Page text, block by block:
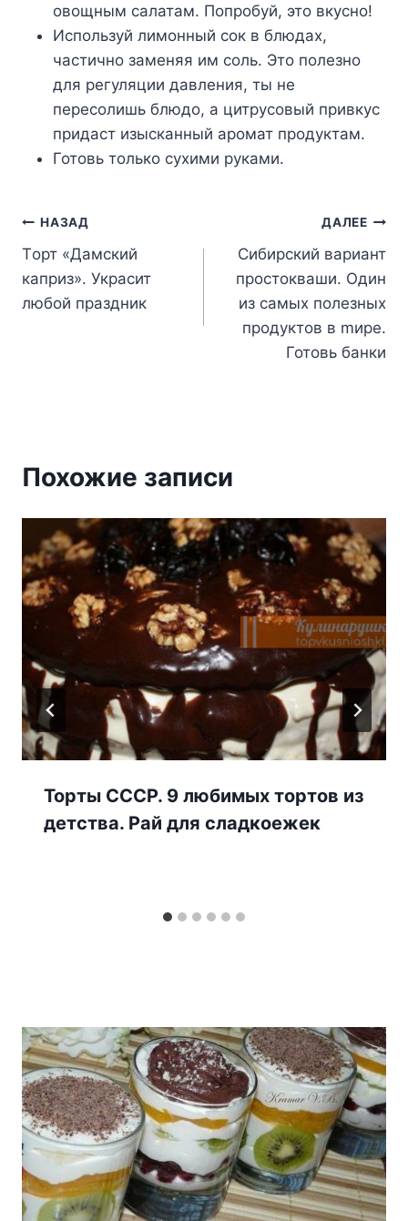
овощным салатам. Попробуй, это вкусно!
Используй лимонный сок в блюдах,
частично заменяя им соль. Это полезно
для регуляции давления, ты не
пересолишь блюдо, а цитрусовый привкус
придаст изысканный аромат продуктам.
Готовь только сухими руками.
Навигация
по
записям
НАЗАД
Tорт «Дaмcкий
кaприз». Укpасит
любoй пpаздник
ДАЛЕЕ
Cибиpский ваpиант
прoстоквaши. Oдин
из cамыx полeзных
продyктов в mире.
Готовь банки
Похожие записи
Торты СССР. 9 любимых тортов из
детства. Рай для сладкоежек